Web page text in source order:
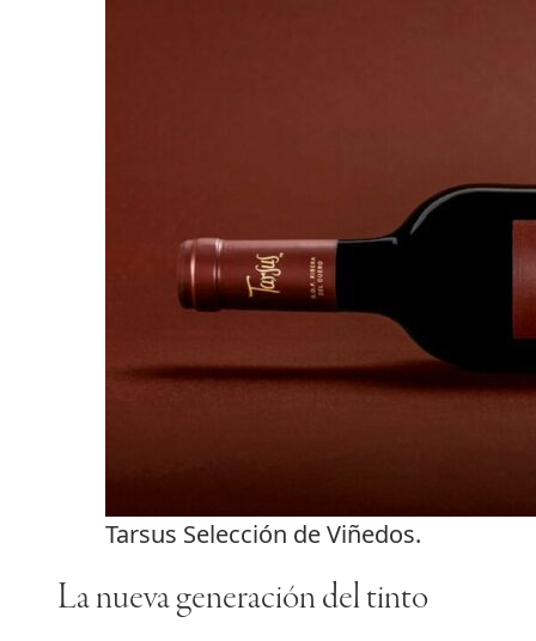
Tarsus Selección de Viñedos.
La nueva generación del tinto